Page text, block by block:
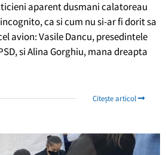
aparent dusmani calatoreau
ca si cum nu si-ar fi dorit sa
avion: Vasile Dancu, presedintele
si Alina Gorghiu, mana dreapta
Citește articol